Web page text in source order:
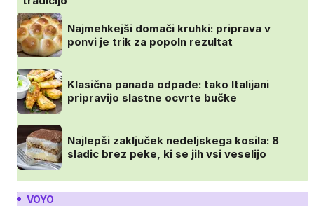
Najmehkejši domači kruhki: priprava v
ponvi je trik za popoln rezultat
Klasična panada odpade: tako Italijani
pripravijo slastne ocvrte bučke
Najlepši zaključek nedeljskega kosila: 8
sladic brez peke, ki se jih vsi veselijo
VOYO